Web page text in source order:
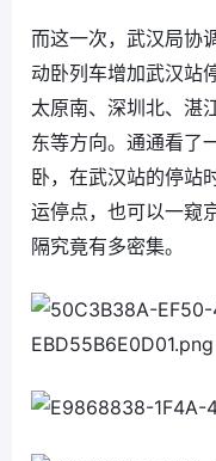
而这一次，武汉局协
动卧列车增加武汉站
太原南、深圳北、湛
东等方向。通通看了
卧，在武汉站的停站
运停点，也可以一窥
隔究竟有多密集。